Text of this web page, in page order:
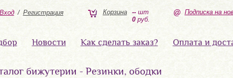
Вход / Регистрация Корзина --шт
0руб.
Подписка на
Новости Как сделать заказ? Оплата и
бижутерии - Резинки, ободки